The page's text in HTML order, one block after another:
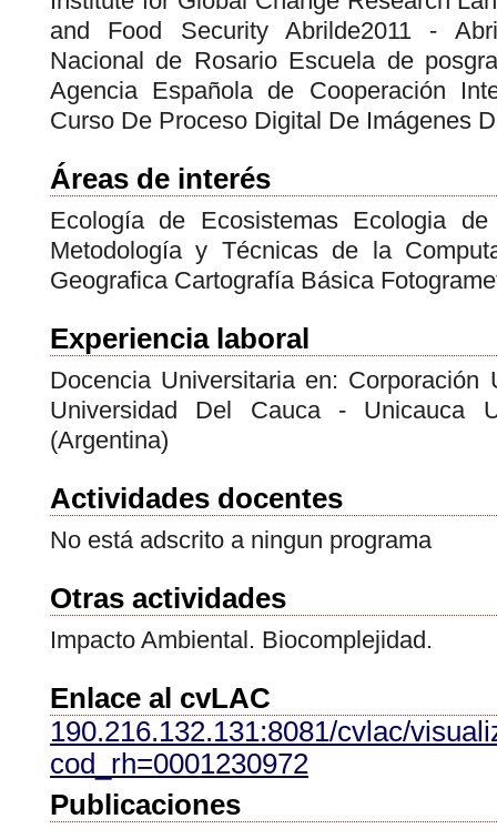
and Food Security Abrilde2011 -
Nacional de Rosario Escuela de
Agencia Española de Cooperación
Curso De Proceso Digital De Imágenes
Áreas de interés
Ecología de Ecosistemas Ecologia
Metodología y Técnicas de la
Geografica Cartografía Básica
Experiencia laboral
Docencia Universitaria en: Corporación
Universidad Del Cauca - Unicauca
(Argentina)
Actividades docentes
No está adscrito a ningun programa
Otras actividades
Impacto Ambiental. Biocomplejidad.
Enlace al cvLAC
190.216.132.131:8081/cvlac/
cod_rh=0001230972
Publicaciones